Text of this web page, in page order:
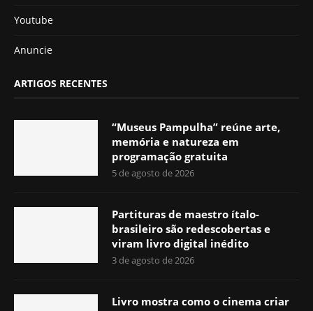
Youtube
Anuncie
ARTIGOS RECENTES
“Museus Pampulha” reúne arte,
memória e natureza em
programação gratuita
5 de agosto de 2026
Partituras de maestro ítalo-
brasileiro são redescobertas e
viram livro digital inédito
3 de agosto de 2026
Livro mostra como o cinema criar